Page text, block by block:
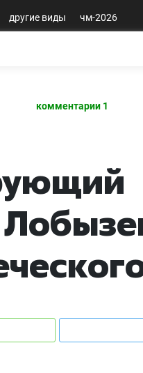
другие виды чм-2026
комментарии 1